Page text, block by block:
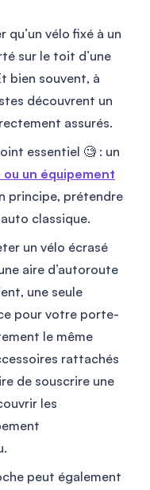
vélo fixé à un
sur le toit d’une
bien souvent, à
découvrent un
assurés.
essentiel 🧐 : un
ou un équipement
principe, prétendre
classique.
un vélo écrasé
aire d’autoroute
une seule
pour votre porte-
le même
rattachés
de souscrire une
les
peut également